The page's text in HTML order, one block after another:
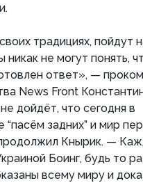
традициях, пойдут
не могут понять,
ответ», —
News Front
дойдёт, что сегодня в
задних” и мир
Кнырик. —
Боинг, будь то
всему миру и